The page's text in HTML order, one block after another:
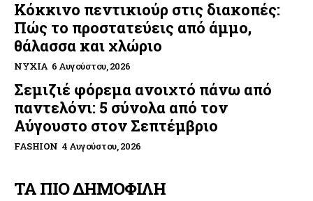
Κόκκινο πεντικιούρ στις διακοπές:
Πώς το προστατεύεις από άμμο,
θάλασσα και χλώριο
ΝΎΧΙΑ 6 Αυγούστου, 2026
Σεμιζιέ φόρεμα ανοιχτό πάνω από
παντελόνι: 5 σύνολα από τον
Αύγουστο στον Σεπτέμβριο
FASHION 4 Αυγούστου, 2026
ΤΑ ΠΙΟ ΔΗΜΟΦΙΛΗ